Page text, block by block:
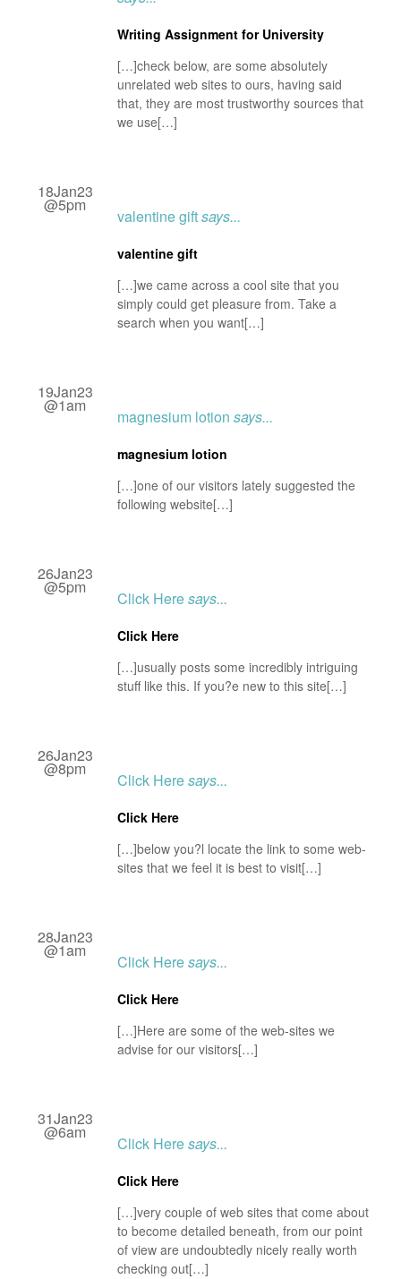
Writing Assignment for University
[…]check below, are some absolutely
unrelated web sites to ours, having said
that, they are most trustworthy sources that
we use[…]
18Jan23
@5pm
valentine giftsays...
valentine gift
[…]we came across a cool site that you
simply could get pleasure from. Take a
search when you want[…]
19Jan23
@1am
magnesium lotion says...
magnesium lotion
[…]one of our visitors lately suggested the
following website[…]
26Jan23
@5pm
Click Heresays...
Click Here
[…]usually posts some incredibly intriguing
stuff like this. If you?e new to this site[…]
26Jan23
@8pm
Click Heresays...
Click Here
[…]below you?l locate the link to some web-
sites that we feel it is best to visit[…]
28Jan23
@1am
Click Heresays...
Click Here
[…]Here are some of the web-sites we
advise for our visitors[…]
31Jan23
@6am
Click Heresays...
Click Here
[…]very couple of web sites that come about
to become detailed beneath, from our point
of view are undoubtedly nicely really worth
checking out[…]